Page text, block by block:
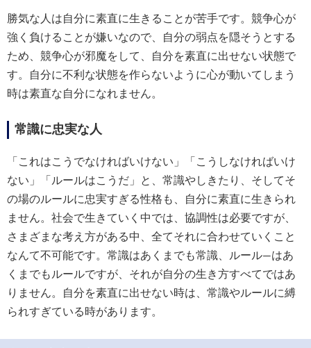
勝気な人は自分に素直に生きることが苦手です。競争心が
強く負けることが嫌いなので、自分の弱点を隠そうとする
ため、競争心が邪魔をして、自分を素直に出せない状態で
す。自分に不利な状態を作らないように心が動いてしまう
時は素直な自分になれません。
常識に忠実な人
「これはこうでなければいけない」「こうしなければいけ
ない」「ルールはこうだ」と、常識やしきたり、そしてそ
の場のルールに忠実すぎる性格も、自分に素直に生きられ
ません。社会で生きていく中では、協調性は必要ですが、
さまざまな考え方がある中、全てそれに合わせていくこと
なんて不可能です。常識はあくまでも常識、ルール―はあ
くまでもルールですが、それが自分の生き方すべてではあ
りません。自分を素直に出せない時は、常識やルールに縛
られすぎている時があります。